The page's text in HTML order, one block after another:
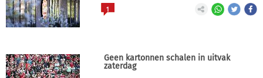
1
Geen kartonnen schalen in uitvak
zaterdag